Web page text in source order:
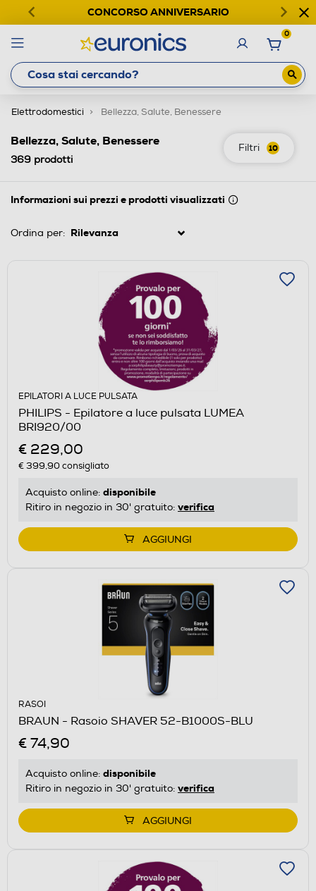
CONCORSO ANNIVERSARIO
0
Elettrodomestici Bellezza, Salute, Benessere
Filtri 10
Bellezza, Salute, Benessere
369 prodotti
Informazioni sui prezzi e prodotti visualizzati
Ordina per:
EPILATORI A LUCE PULSATA
PHILIPS - Epilatore a luce pulsata LUMEA
BRI920/00
€ 229,00
€ 399,90consigliato
Acquisto online: disponibile
Ritiro in negozio in 30' gratuito: verifica
AGGIUNGI
RASOI
BRAUN - Rasoio SHAVER 52-B1000S-BLU
€ 74,90
Acquisto online: disponibile
Ritiro in negozio in 30' gratuito: verifica
AGGIUNGI